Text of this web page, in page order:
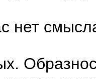
нет